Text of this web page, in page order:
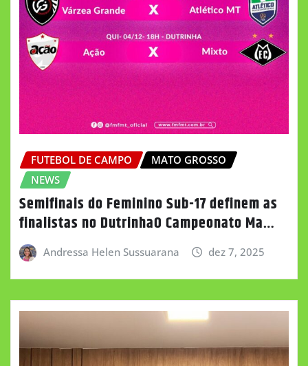
FUTEBOL DE CAMPO
MATO GROSSO
NEWS
Semifinais do Feminino Sub-17 definem as
finalistas no DutrinhaO Campeonato Ma…
Andressa Helen Sussuarana dez 7, 2025